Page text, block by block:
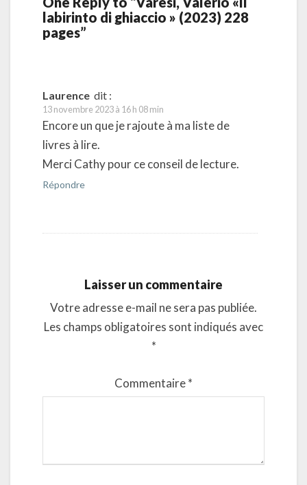
labirinto di ghiaccio » (2023) 228
pages”
Laurence dit :
13 novembre 2023 à 16 h 08 min
Encore un que je rajoute à ma liste de
livres à lire.
Merci Cathy pour ce conseil de lecture.
Répondre
Laisser un commentaire
Votre adresse e-mail ne sera pas publiée.
Les champs obligatoires sont indiqués avec
*
Commentaire*